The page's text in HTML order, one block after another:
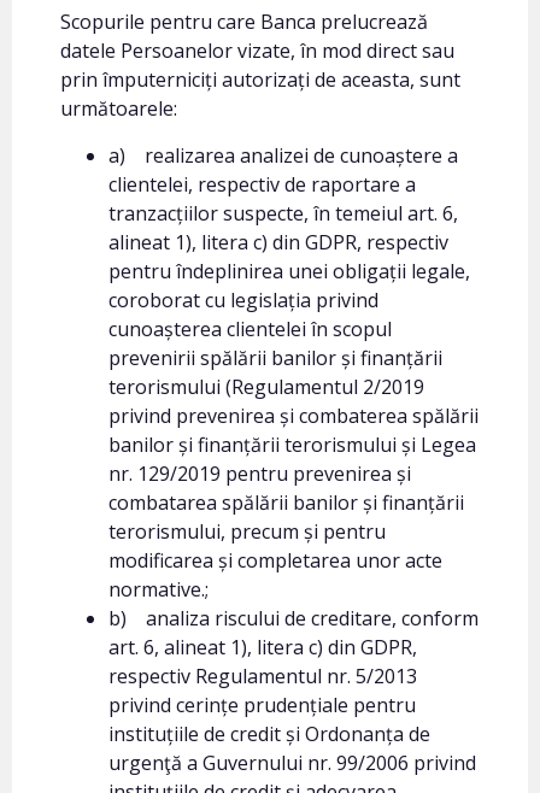
Scopurile pentru care Banca prelucrează
datele Persoanelor vizate, în mod direct sau
prin împuterniciți autorizați de aceasta, sunt
următoarele:
a) realizarea analizei de cunoaștere a
clientelei, respectiv de raportare a
tranzacțiilor suspecte, în temeiul art. 6,
alineat 1), litera c) din GDPR, respectiv
pentru îndeplinirea unei obligații legale,
coroborat cu legislația privind
cunoașterea clientelei în scopul
prevenirii spălării banilor și finanțării
terorismului (Regulamentul 2/2019
privind prevenirea și combaterea spălării
banilor și finanțării terorismului și Legea
nr. 129/2019 pentru prevenirea și
combatarea spălării banilor și finanțării
terorismului, precum și pentru
modificarea și completarea unor acte
normative.;
b) analiza riscului de creditare, conform
art. 6, alineat 1), litera c) din GDPR,
respectiv Regulamentul nr. 5/2013
privind cerințe prudențiale pentru
instituțiile de credit și Ordonanța de
urgenţă a Guvernului nr. 99/2006 privind